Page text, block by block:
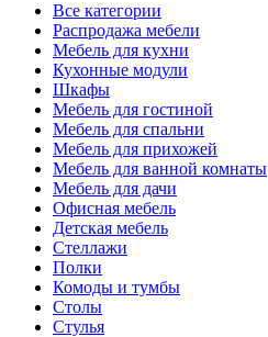
Все категории
Распродажа мебели
Мебель для кухни
Кухонные модули
Шкафы
Мебель для гостиной
Мебель для спальни
Мебель для прихожей
Мебель для ванной комнаты
Мебель для дачи
Офисная мебель
Детская мебель
Стеллажи
Полки
Комоды и тумбы
Столы
Стулья